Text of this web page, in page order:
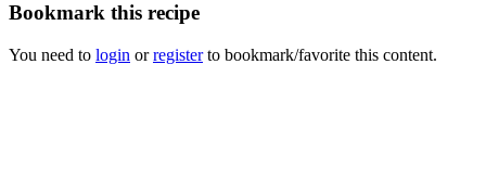
Bookmark this recipe
You need to login orregisterto bookmark/favorite this content.